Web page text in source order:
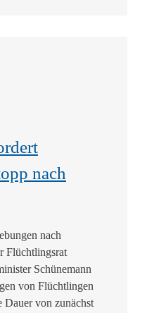
nach
nach
Flüchtlingsrat
Schünemann
von Flüchtlingen
Dauer von zunächst